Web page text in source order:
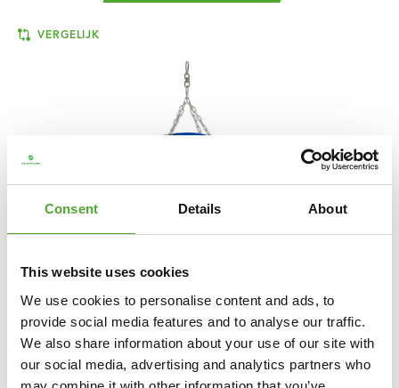
Consent Details About
This website uses cookies
We use cookies to personalise content and ads, to
provide social media features and to analyse our traffic.
We also share information about your use of our site with
our social media, advertising and analytics partners who
VERGELIJK
AQUA BOKSZAK - STOOTZAK -
BOXZAK - 100CM